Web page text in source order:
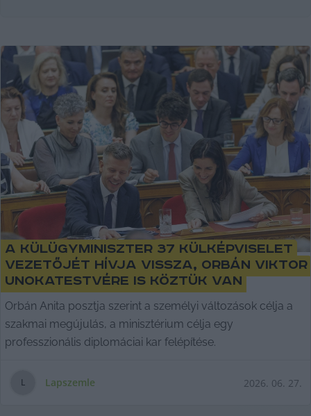
A külügyminiszter 37 külképviselet
vezetőjét hívja vissza, Orbán Viktor
unokatestvére is köztük van
Orbán Anita posztja szerint a személyi változások célja a
szakmai megújulás, a minisztérium célja egy
professzionális diplomáciai kar felépítése.
L Lapszemle 2026. 06. 27.